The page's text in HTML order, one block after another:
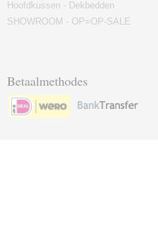
Hoofdkussen - Dekbedden
SHOWROOM - OP=OP-SALE
Betaalmethodes